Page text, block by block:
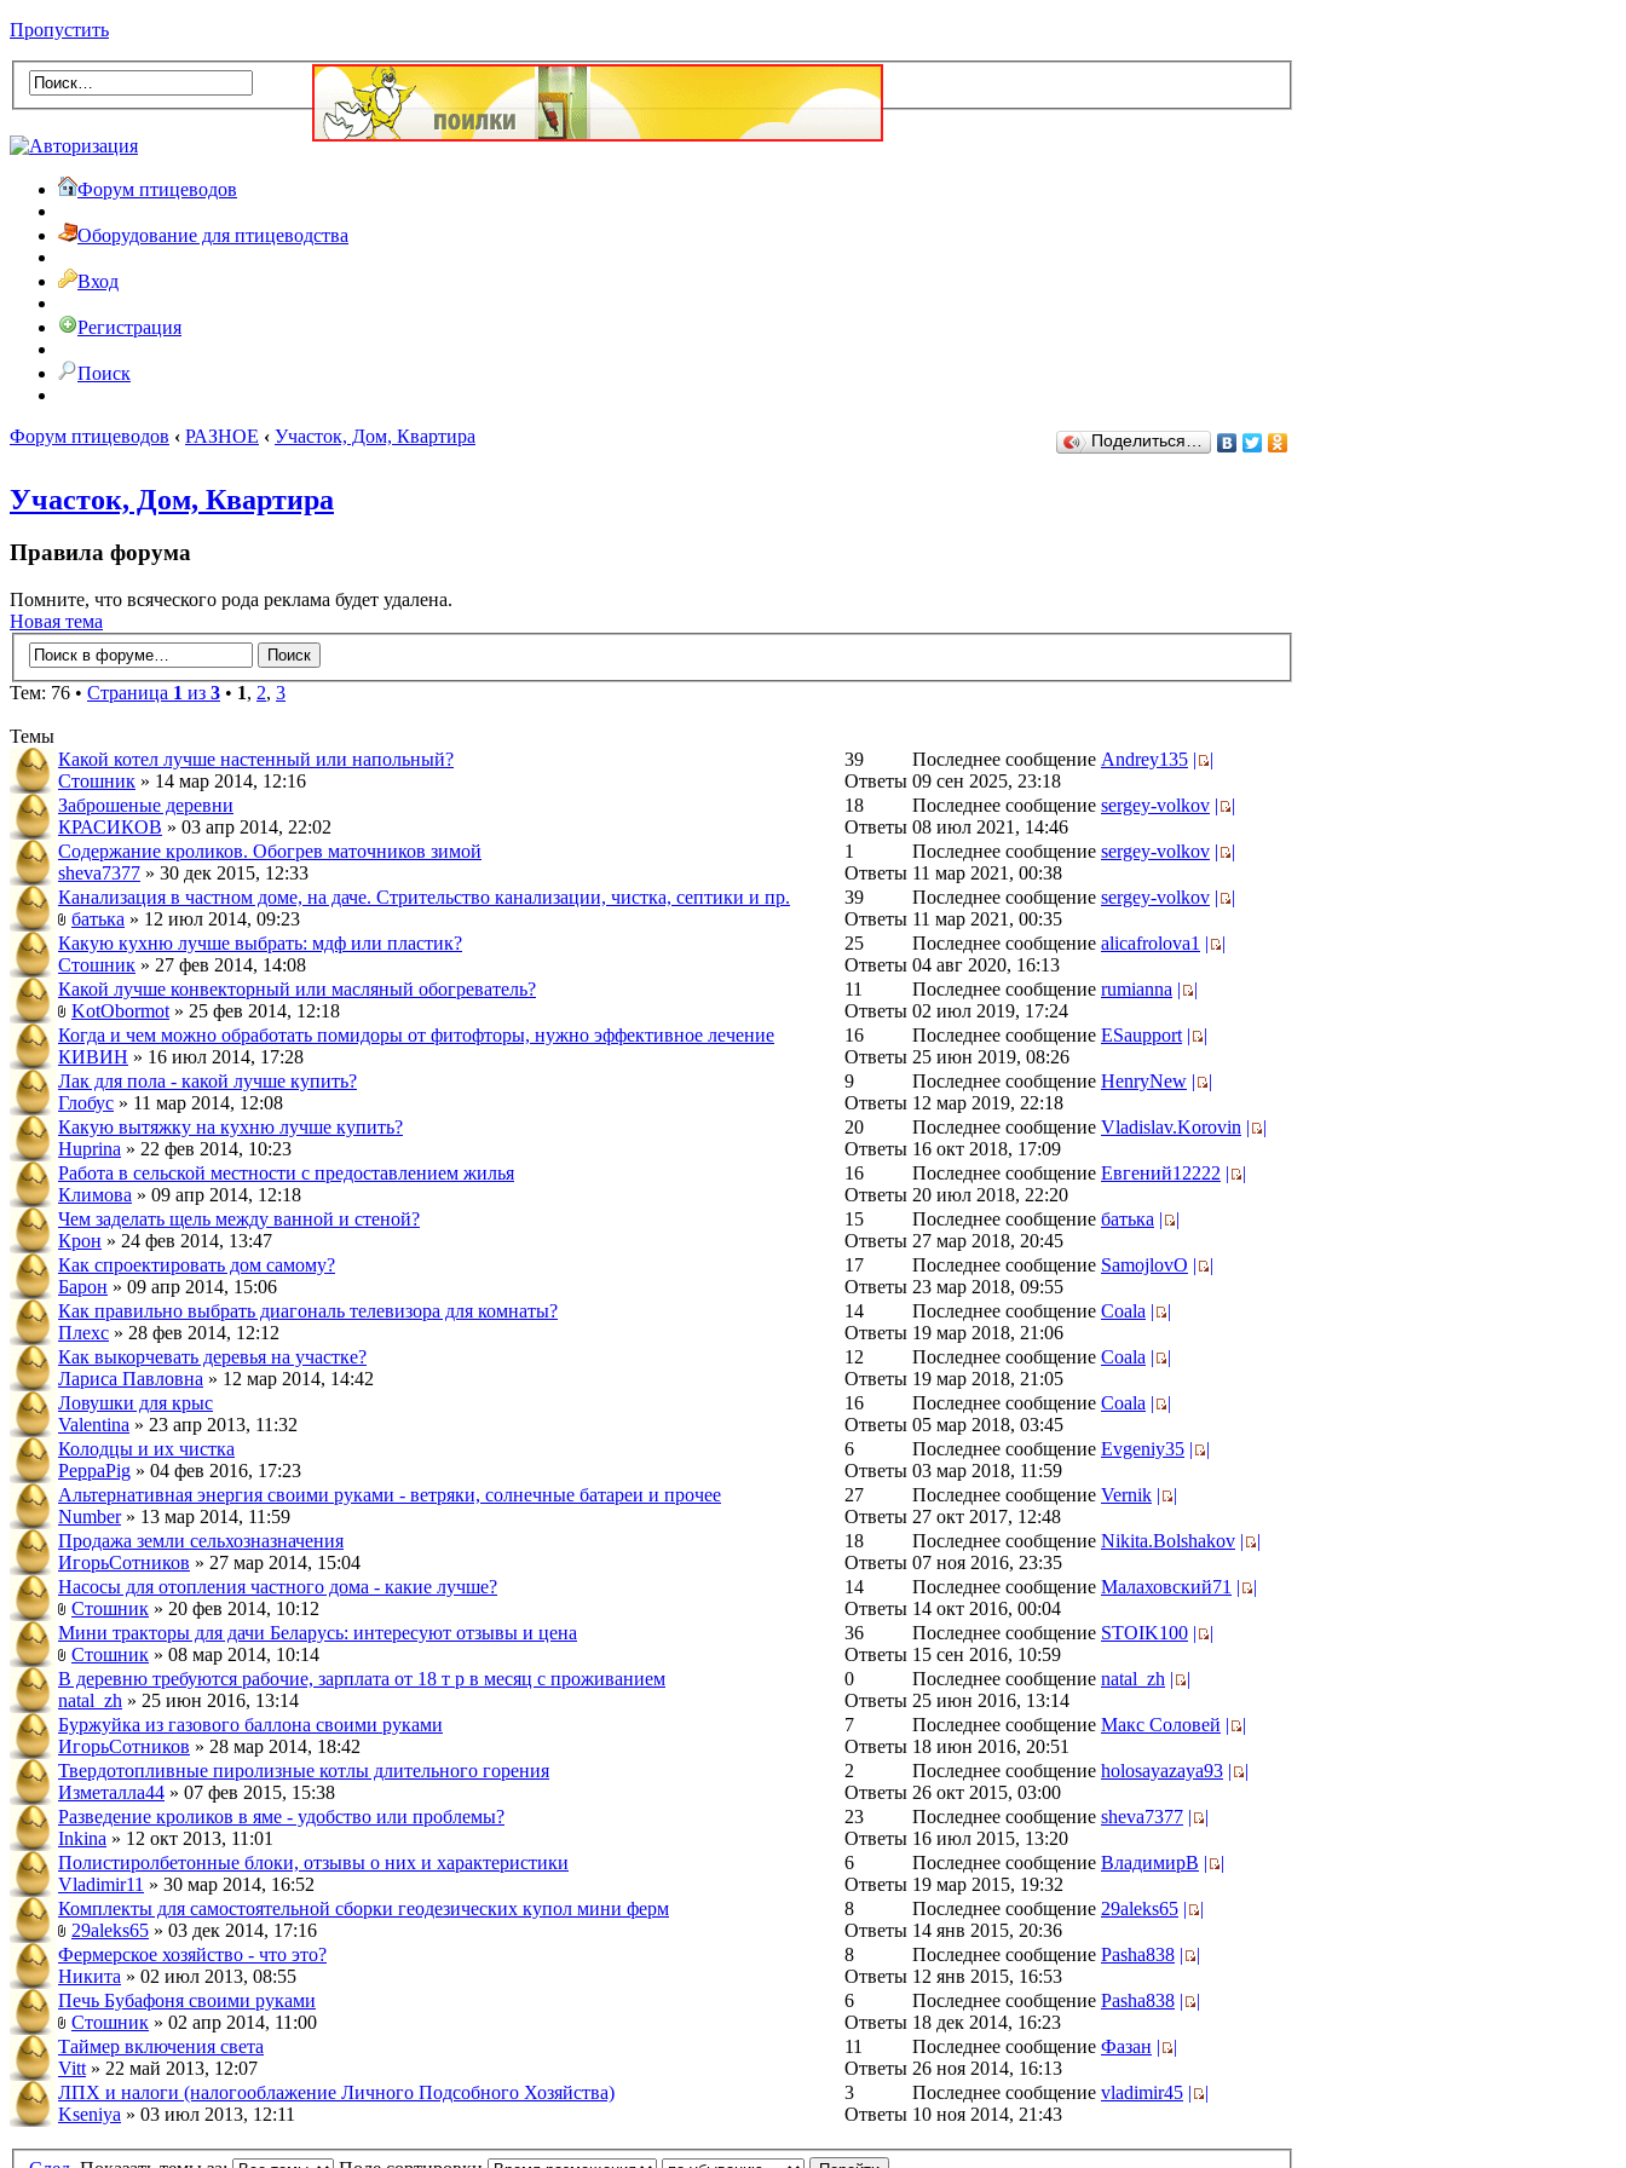
Пропустить
Форум птицеводов
Оборудование для птицеводства
Вход
Регистрация
Поиск
Форум птицеводов ‹ РАЗНОЕ ‹ Участок, Дом, Квартира Поделиться…
Участок, Дом, Квартира
Правила форума
Помните, что всяческого рода реклама будет удалена.
Новая тема
Тем: 76 • Страница 1 из 3 • 1, 2, 3
Темы
Какой котел лучше настенный или напольный?
Стошник » 14 мар 2014, 12:16
39
Ответы
Последнее сообщение Andrey135 |
|
09 сен 2025, 23:18
Заброшеные деревни
КРАСИКОВ » 03 апр 2014, 22:02
18
Ответы
Последнее сообщение sergey-volkov |
|
08 июл 2021, 14:46
Содержание кроликов. Обогрев маточников зимой
sheva7377 » 30 дек 2015, 12:33
1
Ответы
Последнее сообщение sergey-volkov |
|
11 мар 2021, 00:38
Канализация в частном доме, на даче. Стрительство канализации, чистка, септики и пр.
батька » 12 июл 2014, 09:23
39
Ответы
Последнее сообщение sergey-volkov |
|
11 мар 2021, 00:35
Какую кухню лучше выбрать: мдф или пластик?
Стошник » 27 фев 2014, 14:08
25
Ответы
Последнее сообщение alicafrolova1 |
|
04 авг 2020, 16:13
Какой лучше конвекторный или масляный обогреватель?
KotObormot » 25 фев 2014, 12:18
11
Ответы
Последнее сообщение rumianna |
|
02 июл 2019, 17:24
Когда и чем можно обработать помидоры от фитофторы, нужно эффективное лечение
КИВИН » 16 июл 2014, 17:28
16
Ответы
Последнее сообщение ESaupport |
|
25 июн 2019, 08:26
Лак для пола - какой лучше купить?
Глобус » 11 мар 2014, 12:08
9
Ответы
Последнее сообщение HenryNew |
|
12 мар 2019, 22:18
Какую вытяжку на кухню лучше купить?
Huprina » 22 фев 2014, 10:23
20
Ответы
Последнее сообщение Vladislav.Korovin |
|
16 окт 2018, 17:09
Работа в сельской местности с предоставлением жилья
Климова » 09 апр 2014, 12:18
16
Ответы
Последнее сообщение Евгений12222 |
|
20 июл 2018, 22:20
Чем заделать щель между ванной и стеной?
Крон » 24 фев 2014, 13:47
15
Ответы
Последнее сообщение батька |
|
27 мар 2018, 20:45
Как спроектировать дом самому?
Барон » 09 апр 2014, 15:06
17
Ответы
Последнее сообщение SamojlovO |
|
23 мар 2018, 09:55
Как правильно выбрать диагональ телевизора для комнаты?
Плехс » 28 фев 2014, 12:12
14
Ответы
Последнее сообщение Coala |
|
19 мар 2018, 21:06
Как выкорчевать деревья на участке?
Лариса Павловна » 12 мар 2014, 14:42
12
Ответы
Последнее сообщение Coala |
|
19 мар 2018, 21:05
Ловушки для крыс
Valentina » 23 апр 2013, 11:32
16
Ответы
Последнее сообщение Coala |
|
05 мар 2018, 03:45
Колодцы и их чистка
PeppaPig » 04 фев 2016, 17:23
6
Ответы
Последнее сообщение Evgeniy35 |
|
03 мар 2018, 11:59
Альтернативная энергия своими руками - ветряки, солнечные батареи и прочее
Number» 13 мар 2014, 11:59
27
Ответы
Последнее сообщение Vernik |
|
27 окт 2017, 12:48
Продажа земли сельхозназначения
ИгорьСотников » 27 мар 2014, 15:04
18
Ответы
Последнее сообщение Nikita.Bolshakov |
|
07 ноя 2016, 23:35
Насосы для отопления частного дома - какие лучше?
Стошник » 20 фев 2014, 10:12
14
Ответы
Последнее сообщение Малаховский71 |
|
14 окт 2016, 00:04
Мини тракторы для дачи Беларусь: интересуют отзывы и цена
Стошник » 08 мар 2014, 10:14
36
Ответы
Последнее сообщение STOIK100 |
|
15 сен 2016, 10:59
В деревню требуются рабочие, зарплата от 18 т р в месяц с проживанием
natal_zh » 25 июн 2016, 13:14
0
Ответы
Последнее сообщение natal_zh |
|
25 июн 2016, 13:14
Буржуйка из газового баллона своими руками
ИгорьСотников » 28 мар 2014, 18:42
7
Ответы
Последнее сообщение Макс Соловей |
|
18 июн 2016, 20:51
Твердотопливные пиролизные котлы длительного горения
Изметалла44 » 07 фев 2015, 15:38
2
Ответы
Последнее сообщение holosayazaya93 |
|
26 окт 2015, 03:00
Разведение кроликов в яме - удобство или проблемы?
Inkina » 12 окт 2013, 11:01
23
Ответы
Последнее сообщение sheva7377 |
|
16 июл 2015, 13:20
Полистиролбетонные блоки, отзывы о них и характеристики
Vladimir11 » 30 мар 2014, 16:52
6
Ответы
Последнее сообщение ВладимирВ |
|
19 мар 2015, 19:32
Комплекты для самостоятельной сборки геодезических купол мини ферм
29aleks65 » 03 дек 2014, 17:16
8
Ответы
Последнее сообщение 29aleks65 |
|
14 янв 2015, 20:36
Фермерское хозяйство - что это?
Никита » 02 июл 2013, 08:55
8
Ответы
Последнее сообщение Pasha838 |
|
12 янв 2015, 16:53
Печь Бубафоня своими руками
Стошник » 02 апр 2014, 11:00
6
Ответы
Последнее сообщение Pasha838 |
|
18 дек 2014, 16:23
Таймер включения света
Vitt » 22 май 2013, 12:07
11
Ответы
Последнее сообщение Фазан |
|
26 ноя 2014, 16:13
ЛПХ и налоги (налогооблажение Личного Подсобного Хозяйства)
Kseniya » 03 июл 2013, 12:11
3
Ответы
Последнее сообщение vladimir45 |
|
10 ноя 2014, 21:43